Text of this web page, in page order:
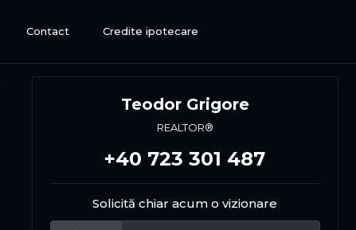
Contact Credite ipotecare
Teodor Grigore
REALTOR®
+40 723 301 487
Solicită chiar acum o vizionare